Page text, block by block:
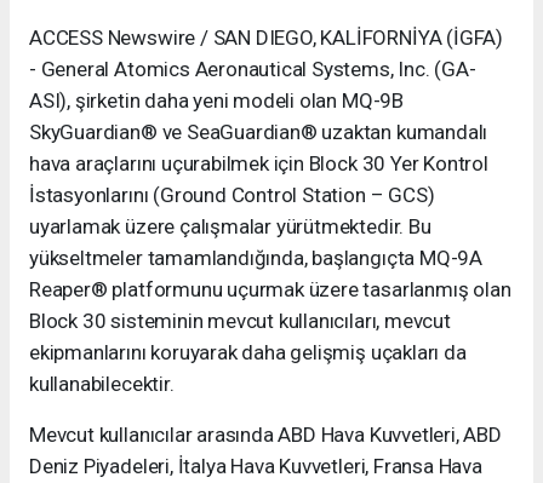
ACCESS Newswire / SAN DIEGO, KALİFORNİYA (İGFA)
- General Atomics Aeronautical Systems, Inc. (GA-
ASI), şirketin daha yeni modeli olan MQ-9B
SkyGuardian® ve SeaGuardian® uzaktan kumandalı
hava araçlarını uçurabilmek için Block 30 Yer Kontrol
İstasyonlarını (Ground Control Station – GCS)
uyarlamak üzere çalışmalar yürütmektedir. Bu
yükseltmeler tamamlandığında, başlangıçta MQ-9A
Reaper® platformunu uçurmak üzere tasarlanmış olan
Block 30 sisteminin mevcut kullanıcıları, mevcut
ekipmanlarını koruyarak daha gelişmiş uçakları da
kullanabilecektir.
Mevcut kullanıcılar arasında ABD Hava Kuvvetleri, ABD
Deniz Piyadeleri, İtalya Hava Kuvvetleri, Fransa Hava